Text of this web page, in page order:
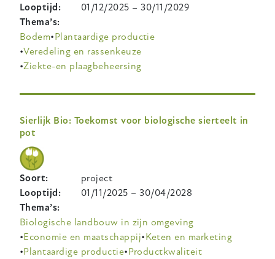
Looptijd 01/12/2025 –30/11/2029
Thema’s
Bodem Plantaardige productie
Veredeling en rassenkeuze
Ziekte-en plaagbeheersing
Sierlijk Bio: Toekomst voor biologische sierteelt in
pot
Soort
project
Looptijd
01/11/2025 –30/04/2028
Thema’s
Biologische landbouw in zijn omgeving
Economie en maatschappij Keten en marketing
Plantaardige productie Productkwaliteit